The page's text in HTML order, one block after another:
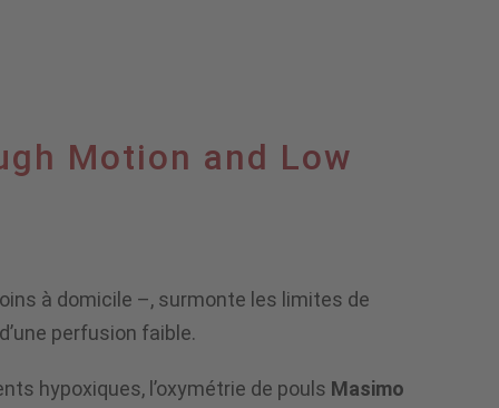
Motion and Low
à domicile –, surmonte les limites de
perfusion faible.
hypoxiques, l’oxymétrie de pouls Masimo